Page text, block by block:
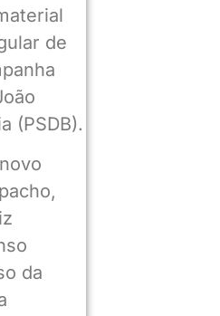
de
(PSDB).
da